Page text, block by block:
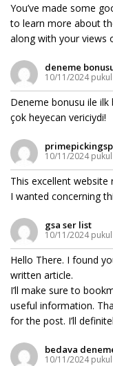
You’ve made some
to learn more about
along with your views
deneme
10/11/2024
Deneme bonusu ile ilk
çok heyecan vericiydi!
10/11/2024
This excellent
I wanted concerning
gsa ser list
10/11/2024
Hello There. I found
written article.
I’ll make sure to
useful information.
for the post. I’ll
bedava
10/11/2024